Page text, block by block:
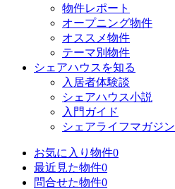
物件レポート
オープニング物件
オススメ物件
テーマ別物件
シェアハウスを知る
入居者体験談
シェアハウス小説
入門ガイド
シェアライフマガジン
お気に入り物件0
最近見た物件0
問合せた物件0